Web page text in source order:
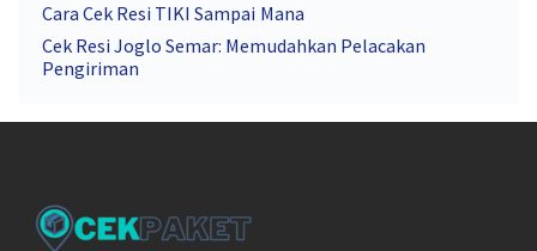
Cara Cek Resi TIKI Sampai Mana
Cek Resi Joglo Semar: Memudahkan Pelacakan
Pengiriman